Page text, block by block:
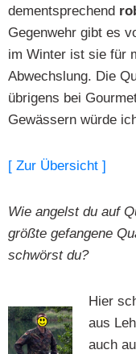
dementsprechend
Gegenwehr gibt es
im Winter ist sie für
Abwechslung. Die
übrigens bei
Gewässern würde
[ Zur Übersicht ]
Wie angelst du auf
größte gefangene
schwörst du?
Hier
aus
auch